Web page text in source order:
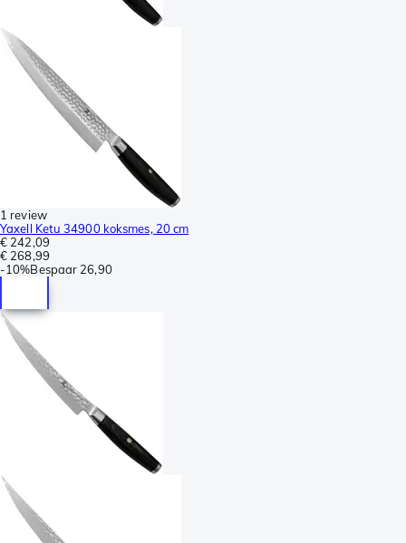
1 review
Yaxell Ketu 34900 koksmes, 20 cm
€ 242,09
€ 268,99
-10%Bespaar 26,90